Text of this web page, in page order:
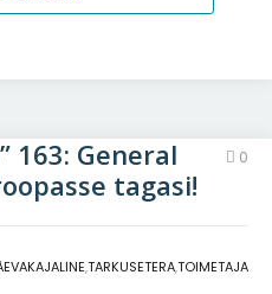
163: General
tagasi!
0
,TARKUSETERA,TOIMETAJA